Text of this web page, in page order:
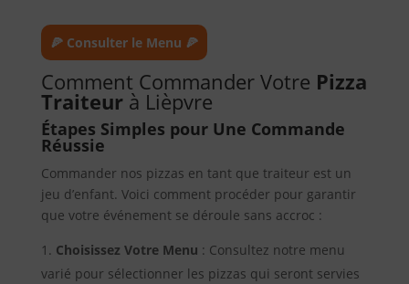
🍕 Consulter le Menu 🍕
Comment Commander Votre Pizza
Traiteurà Lièpvre
Étapes Simples pour Une Commande
Réussie
Commander nos pizzas en tant que traiteur est un
jeu d’enfant. Voici comment procéder pour garantir
que votre événement se déroule sans accroc :
Choisissez Votre Menu : Consultez notre menu
varié pour sélectionner les pizzas qui seront servies